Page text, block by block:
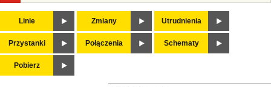
Linie Zmiany Utrudnienia
Przystanki Połączenia Schematy
Pobierz